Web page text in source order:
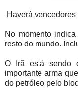
Haverá vencedores
No momento
resto do mundo.
O Irã está sendo
importante arma
do petróleo pelo